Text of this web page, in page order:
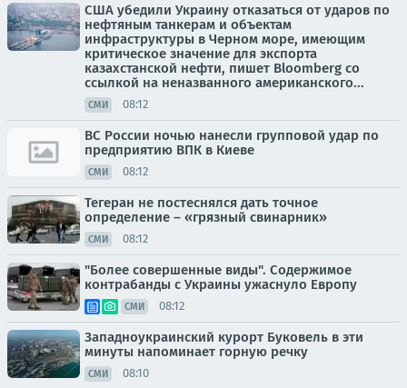
США убедили Украину отказаться от ударов по
нефтяным танкерам и объектам
инфраструктуры в Черном море, имеющим
критическое значение для экспорта
казахстанской нефти, пишет Bloomberg со
ссылкой на неназванного американского...
СМИ 08:12
ВС России ночью нанесли групповой удар по
предприятию ВПК в Киеве
СМИ 08:12
Тегеран не постеснялся дать точное
определение – «грязный свинарник»
СМИ 08:12
"Более совершенные виды". Содержимое
контрабанды с Украины ужаснуло Европу
СМИ 08:12
Западноукраинский курорт Буковель в эти
минуты напоминает горную речку
СМИ 08:10